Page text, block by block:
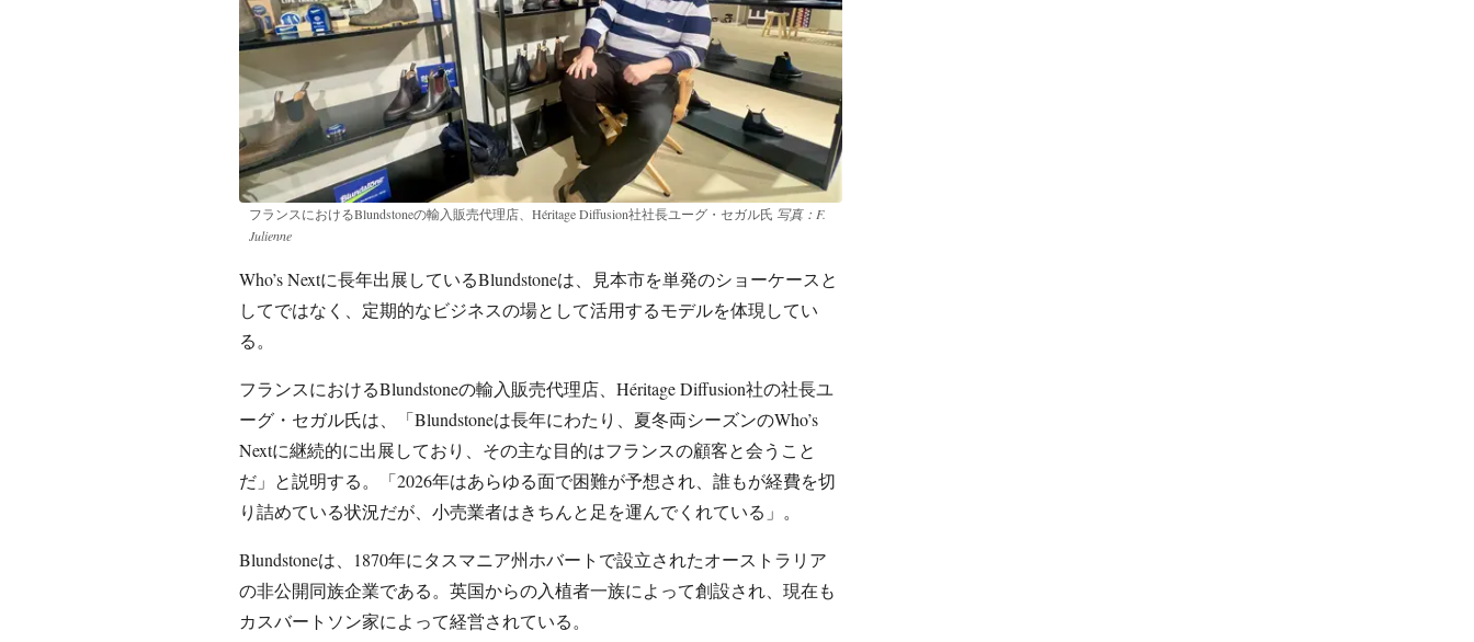
フランスにおけるBlundstoneの輸入販売代理店、Héritage Diffusion社社長ユーグ・セガル氏 写真：F.
Julienne
Who’s Nextに長年出展しているBlundstoneは、見本市を単発のショーケースと
してではなく、定期的なビジネスの場として活用するモデルを体現してい
る。
フランスにおけるBlundstoneの輸入販売代理店、Héritage Diffusion社の社長ユ
ーグ・セガル氏は、「Blundstoneは長年にわたり、夏冬両シーズンのWho’s
Nextに継続的に出展しており、その主な目的はフランスの顧客と会うこと
だ」と説明する。「2026年はあらゆる面で困難が予想され、誰もが経費を切
り詰めている状況だが、小売業者はきちんと足を運んでくれている」。
Blundstoneは、1870年にタスマニア州ホバートで設立されたオーストラリア
の非公開同族企業である。英国からの入植者一族によって創設され、現在も
カスバートソン家によって経営されている。